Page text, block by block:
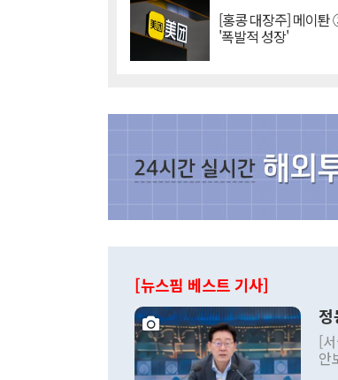
[홍콩 대장주] 메이
'폭발적 성장'
[뉴스핌 베스트 기사]
[
안